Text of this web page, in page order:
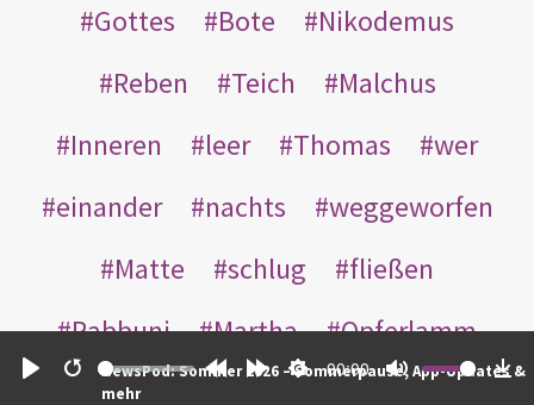
Restart
00:00
NewsPod: Sommer 2026 – Sommerpause, App-Updates &
mehr
Gottes
Bote
Nikodemus
Reben
Teich
Malchus
Inneren
leer Thomas
wer
einander
nachts
weggeworfen
Matte
schlug
fließen
Rabbuni
Martha
Opferlamm
gewaschen
jüdischen